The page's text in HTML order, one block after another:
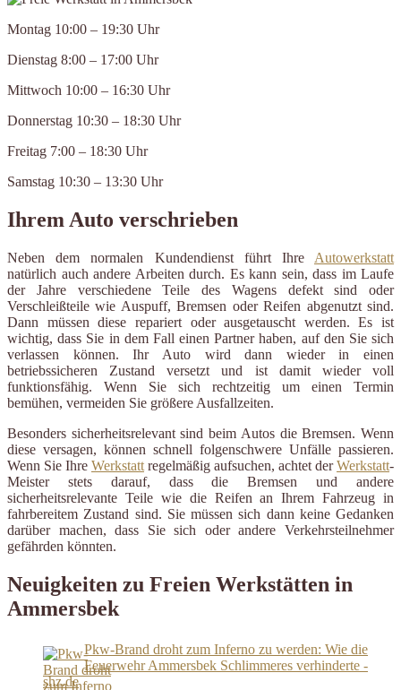
Montag 10:00 – 19:30 Uhr
Dienstag 8:00 – 17:00 Uhr
Mittwoch 10:00 – 16:30 Uhr
Donnerstag 10:30 – 18:30 Uhr
Freitag 7:00 – 18:30 Uhr
Samstag 10:30 – 13:30 Uhr
Ihrem Auto verschrieben
Neben dem normalen Kundendienst führt Ihre Autowerkstatt
natürlich auch andere Arbeiten durch. Es kann sein, dass im Laufe
der Jahre verschiedene Teile des Wagens defekt sind oder
Verschleißteile wie Auspuff, Bremsen oder Reifen abgenutzt sind.
Dann müssen diese repariert oder ausgetauscht werden. Es ist
wichtig, dass Sie in dem Fall einen Partner haben, auf den Sie sich
verlassen können. Ihr Auto wird dann wieder in einen
betriebssicheren Zustand versetzt und ist damit wieder voll
funktionsfähig. Wenn Sie sich rechtzeitig um einen Termin
bemühen, vermeiden Sie größere Ausfallzeiten.
Besonders sicherheitsrelevant sind beim Autos die Bremsen. Wenn
diese versagen, können schnell folgenschwere Unfälle passieren.
Wenn Sie Ihre Werkstatt regelmäßig aufsuchen, achtet derWerkstatt-
Meister stets darauf, dass die Bremsen und andere
sicherheitsrelevante Teile wie die Reifen an Ihrem Fahrzeug in
fahrbereitem Zustand sind. Sie müssen sich dann keine Gedanken
darüber machen, dass Sie sich oder andere Verkehrsteilnehmer
gefährden könnten.
Neuigkeiten zu Freien Werkstätten in
Ammersbek
Pkw-Brand droht zum Inferno zu werden: Wie die
Feuerwehr Ammersbek Schlimmeres verhinderte -
shz.de